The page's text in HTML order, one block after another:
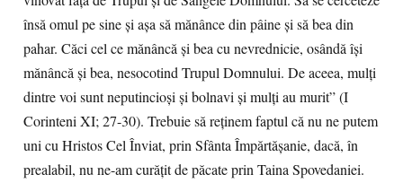
însă omul pe sine şi aşa să mănânce din pâine şi să bea din
pahar. Căci cel ce mănâncă şi bea cu nevrednicie, osândă îşi
mănâncă şi bea, nesocotind Trupul Domnului. De aceea, mulţi
dintre voi sunt neputincioşi şi bolnavi şi mulţi au murit” (I
Corinteni XI; 27-30). Trebuie să reţinem faptul că nu ne putem
uni cu Hristos Cel Înviat, prin Sfânta Împărtăşanie, dacă, în
prealabil, nu ne-am curăţit de păcate prin Taina Spovedaniei.